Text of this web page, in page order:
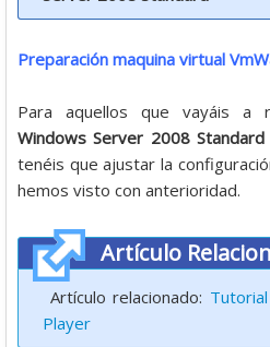
Preparación maquina virtual
Para aquellos que vayáis a
Windows Server 2008 Standard
tenéis que ajustar la
hemos visto con anterioridad.
Artículo
Artículo relacionado:
Player